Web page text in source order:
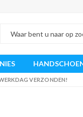
VERZONDEN!